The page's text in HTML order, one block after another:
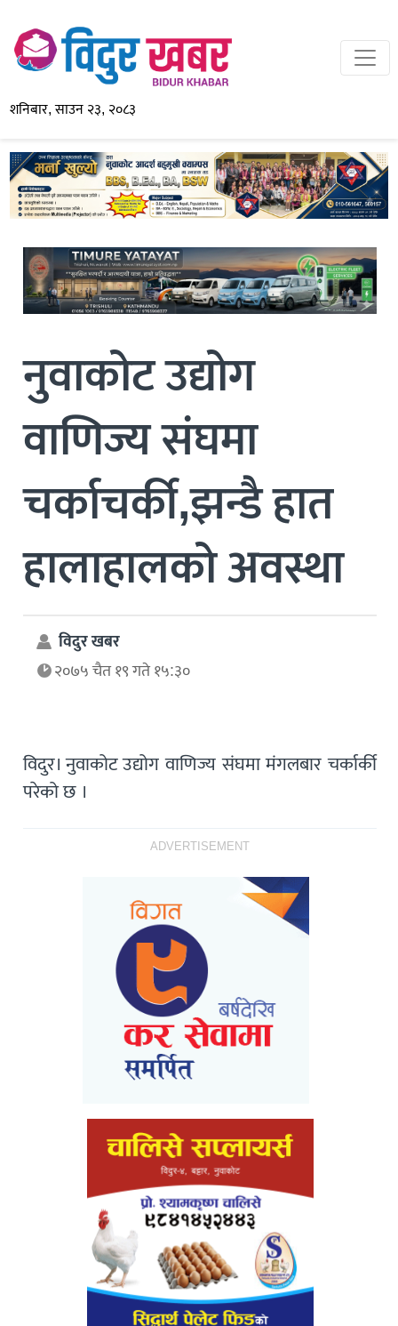
शनिबार, साउन २३, २०८३
नुवाकोट उद्योग
वाणिज्य संघमा
चर्काचर्की,झन्डै हात
हालाहालको अवस्था
विदुर खबर
२०७५ चैत १९ गते १५:३०
विदुर। नुवाकोट उद्योग वाणिज्य संघमा मंगलबार चर्कार्की
परेको छ ।
ADVERTISEMENT